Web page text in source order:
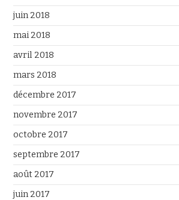
juin 2018
mai 2018
avril 2018
mars 2018
décembre 2017
novembre 2017
octobre 2017
septembre 2017
août 2017
juin 2017